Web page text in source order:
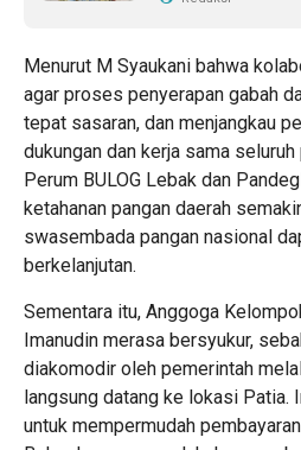
Menurut M Syaukani bahwa
agar proses penyerapan gabah
tepat sasaran, dan menjangkau
dukungan dan kerja sama
Perum BULOG Lebak dan
ketahanan pangan daerah
swasembada pangan nasional
berkelanjutan.
Sementara itu, Anggoga
Imanudin merasa bersyukur,
diakomodir oleh pemerintah
langsung datang ke lokasi Patia.
untuk mempermudah